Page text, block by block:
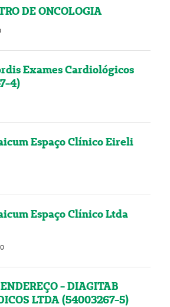
DE ONCOLOGIA
Exames Cardiológicos
4)
Espaço Clínico Eireli
Espaço Clínico Ltda
- DIAGITAB
LTDA (54003267-5)